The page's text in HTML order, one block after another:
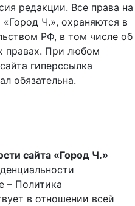
редакции. Все права на
Ч.», охраняются в
РФ, в том числе об
правах. При любом
гиперссылка
обязательна.
сайта «Город Ч.»
– Политика
в отношении всей